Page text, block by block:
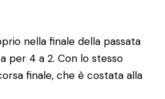
nella finale della passata
per 4 a 2. Con lo stesso
finale, che è costata alla